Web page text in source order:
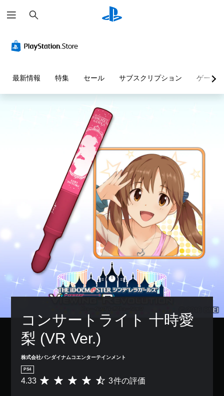
索
最新情報 特集 セール サブスクリプション ゲーム
コンサートライト 十時愛
梨 (VR Ver.)
株式会社バンダイナムコエンターテインメント
PS4
評
4.33 3件の評価